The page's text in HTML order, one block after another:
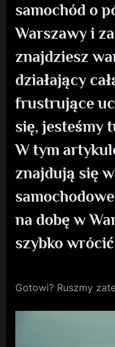
samochód o
Warszawy i
znajdziesz
działający
frustrujące
się, jesteśmy
W tym
znajdują się
na dobę w
szybko
Gotowi? Ruszmy